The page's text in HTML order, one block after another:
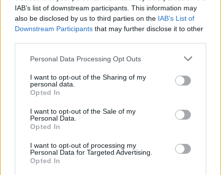
IAB’s list of downstream participants. This information may
also be disclosed by us to third parties on the IAB’s List of
Downstream Participants that may further disclose it to other
Please note that this website/app uses one or more Google
not limited to your visit or usage behaviour. You may click to
grant or deny consent to Google and its third-party tags to
use your data for below specified purposes in below Google
consent section.
Personal Data Processing Opt Outs
I want to opt-out of the Sharing of my
personal data.
Opted In
I want to opt-out of the Sale of my
Personal Data.
Opted In
I want to opt-out of processing my
Personal Data for Targeted Advertising.
Opted In
Σχόλια
Σχολίασε εδώ
Πώς η Πυροσβεστική
διέσωσε ανθρώπινες ζωές
– Πάνω από 250 άτομα
θαλάσσης
Σε 57χρονη
από την Κυψέλη
θάνατός της